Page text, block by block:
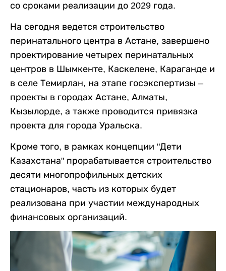
со сроками реализации до 2029 года.
На сегодня ведется строительство
перинатального центра в Астане, завершено
проектирование четырех перинатальных
центров в Шымкенте, Каскелене, Караганде и
в селе Темирлан, на этапе госэкспертизы –
проекты в городах Астане, Алматы,
Кызылорде, а также проводится привязка
проекта для города Уральска.
Кроме того, в рамках концепции "Дети
Казахстана" прорабатывается строительство
десяти многопрофильных детских
стационаров, часть из которых будет
реализована при участии международных
финансовых организаций.